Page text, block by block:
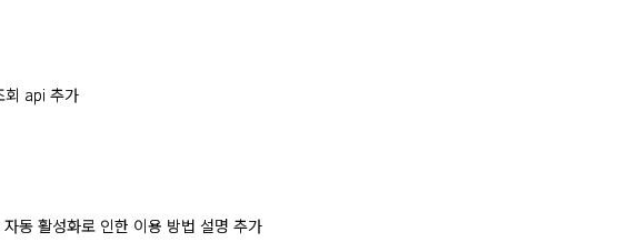
회 api 추가
동 활성화로 인한 이용 방법 설명 추가